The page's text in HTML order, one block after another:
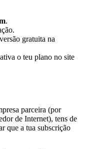
.
gratuita na
o teu plano no site
parceira (por
de Internet), tens de
que a tua subscrição